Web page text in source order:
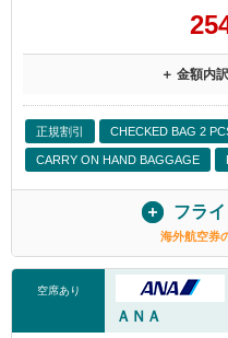
＋ 金額内
正規割引 CHECKED BAG 2
CARRY ON HAND BAGGAGE
フラ
海外航空券
空席あり
ＡＮＡ